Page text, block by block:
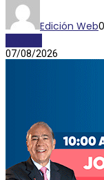
Edición Web
07/08/2026